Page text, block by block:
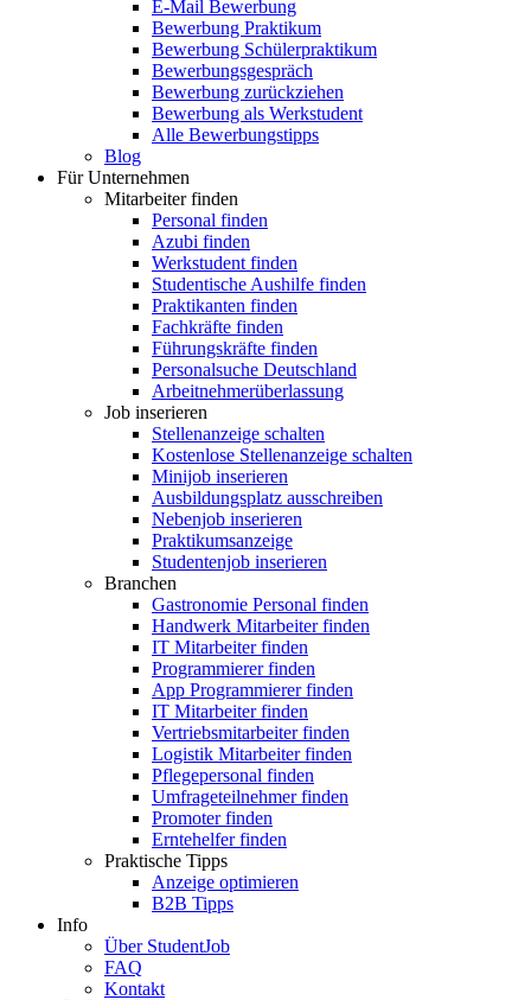
E-Mail Bewerbung
Bewerbung Praktikum
Bewerbung Schülerpraktikum
Bewerbungsgespräch
Bewerbung zurückziehen
Bewerbung als Werkstudent
Alle Bewerbungstipps
Blog
Für Unternehmen
Mitarbeiter finden
Personal finden
Azubi finden
Werkstudent finden
Studentische Aushilfe finden
Praktikanten finden
Fachkräfte finden
Führungskräfte finden
Personalsuche Deutschland
Arbeitnehmerüberlassung
Job inserieren
Stellenanzeige schalten
Kostenlose Stellenanzeige schalten
Minijob inserieren
Ausbildungsplatz ausschreiben
Nebenjob inserieren
Praktikumsanzeige
Studentenjob inserieren
Branchen
Gastronomie Personal finden
Handwerk Mitarbeiter finden
IT Mitarbeiter finden
Programmierer finden
App Programmierer finden
IT Mitarbeiter finden
Vertriebsmitarbeiter finden
Logistik Mitarbeiter finden
Pflegepersonal finden
Umfrageteilnehmer finden
Promoter finden
Erntehelfer finden
Praktische Tipps
Anzeige optimieren
B2B Tipps
Info
Über StudentJob
FAQ
Kontakt